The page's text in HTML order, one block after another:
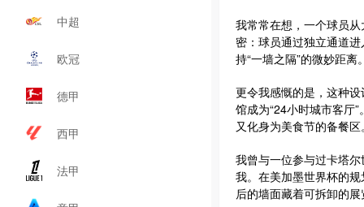
中超
欧冠
德甲
西甲
法甲
我常常在想，一个球员
密：球员通过独立通道
持“一墙之隔”的微妙距
更令我感慨的是，这种
馆成为“24小时城市客厅
又化身为美食节的备餐
我曾与一位参与过卡塔
我。在美加墨世界杯的
后的墙面藏着可拆卸的